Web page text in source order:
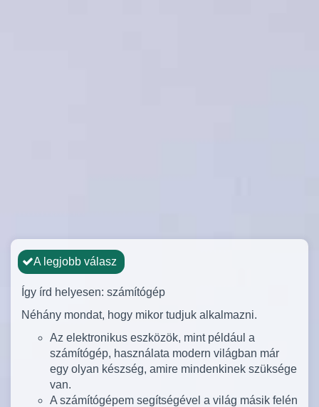
A legjobb válasz
Így írd helyesen: számítógép
Néhány mondat, hogy mikor tudjuk alkalmazni.
Az elektronikus eszközök, mint például a
számítógép, használata modern világban már
egy olyan készség, amire mindenkinek szüksége
van.
A számítógépem segítségével a világ másik felén